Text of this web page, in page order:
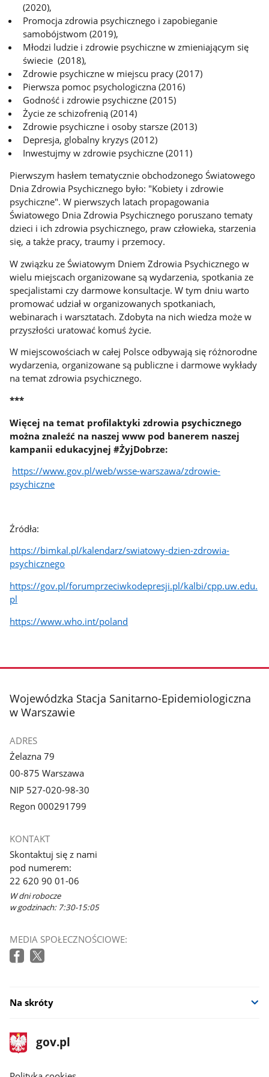
(2020),
Promocja zdrowia psychicznego i zapobieganie
samobójstwom (2019),
Młodzi ludzie i zdrowie psychiczne w zmieniającym się
świecie (2018),
Zdrowie psychiczne w miejscu pracy (2017)
Pierwsza pomoc psychologiczna (2016)
Godność i zdrowie psychiczne (2015)
Życie ze schizofrenią (2014)
Zdrowie psychiczne i osoby starsze (2013)
Depresja, globalny kryzys (2012)
Inwestujmy w zdrowie psychiczne (2011)
Pierwszym hasłem tematycznie obchodzonego Światowego
Dnia Zdrowia Psychicznego było: "Kobiety i zdrowie
psychiczne". W pierwszych latach propagowania
Światowego Dnia Zdrowia Psychicznego poruszano tematy
dzieci i ich zdrowia psychicznego, praw człowieka, starzenia
się, a także pracy, traumy i przemocy.
W związku ze Światowym Dniem Zdrowia Psychicznego w
wielu miejscach organizowane są wydarzenia, spotkania ze
specjalistami czy darmowe konsultacje. W tym dniu warto
promować udział w organizowanych spotkaniach,
webinarach i warsztatach. Zdobyta na nich wiedza może w
przyszłości uratować komuś życie.
W miejscowościach w całej Polsce odbywają się różnorodne
wydarzenia, organizowane są publiczne i darmowe wykłady
na temat zdrowia psychicznego.
***
Więcej na temat profilaktyki zdrowia psychicznego
można znaleźć na naszej www pod banerem naszej
kampanii edukacyjnej #ŻyjDobrze:
https://www.gov.pl/web/wsse-warszawa/zdrowie-
psychiczne
Źródła:
https://bimkal.pl/kalendarz/swiatowy-dzien-zdrowia-
psychicznego
https://gov.pl/forumprzeciwkodepresji.pl/kalbi/cpp.uw.edu.
pl
https://www.who.int/poland
stopka
Wojewódzka Stacja Sanitarno-Epidemiologiczna
w Warszawie
ADRES
Żelazna 79
00-875 Warszawa
NIP 527-020-98-30
Regon 000291799
KONTAKT
Skontaktuj się z nami
pod numerem:
22 620 90 01-06
W dni robocze
w godzinach: 7:30-15:05
MEDIA SPOŁECZNOŚCIOWE:
Na skróty
stopka
gov.pl
Strona
gov.pl
gov.pl